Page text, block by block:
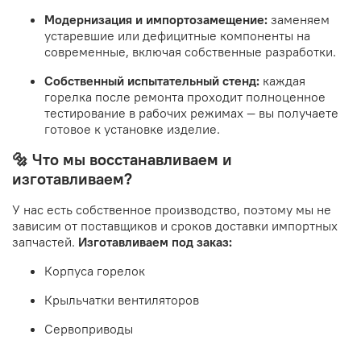
Модернизация и импортозамещение: заменяем
устаревшие или дефицитные компоненты на
современные, включая собственные разработки.
Собственный испытательный стенд: каждая
горелка после ремонта проходит полноценное
тестирование в рабочих режимах — вы получаете
готовое к установке изделие.
🔩 Что мы восстанавливаем и
изготавливаем?
У нас есть собственное производство, поэтому мы не
зависим от поставщиков и сроков доставки импортных
запчастей. Изготавливаем под заказ:
Корпуса горелок
Крыльчатки вентиляторов
Сервоприводы